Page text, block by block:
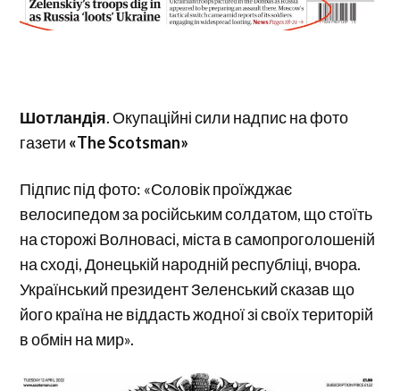
Шотландія. Окупаційні сили надпис на фото
газети «The Scotsman»
Підпис під фото: «Соловік проїжджає
велосипедом за російським солдатом, що стоїть
на сторожі Волновасі, міста в самопроголошеній
на сході, Донецькій народній республіці, вчора.
Український президент Зеленський сказав що
його країна не віддасть жодної зі своїх територій
в обмін на мир».